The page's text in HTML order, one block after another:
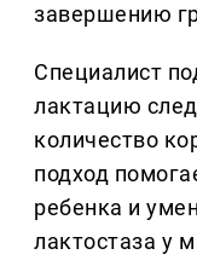
завершению
Специалист
лактацию
количество
подход
ребенка и
лактостаза у